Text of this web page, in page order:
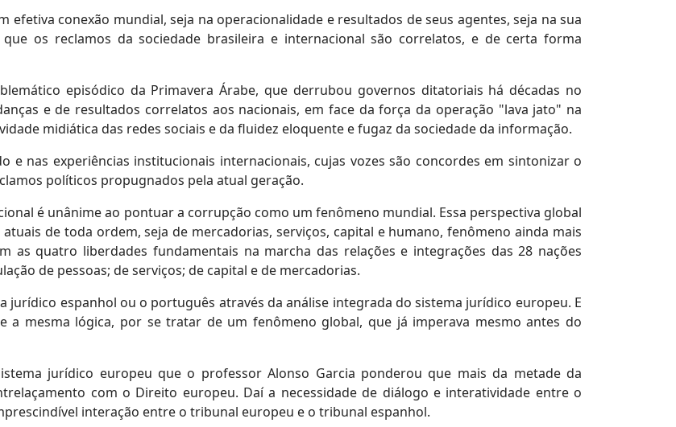
efetiva conexão mundial, seja na operacionalidade e resultados de seus agentes, seja na sua
os reclamos da sociedade brasileira e internacional são correlatos, e de certa forma
episódico da Primavera Árabe, que derrubou governos ditatoriais há décadas no
e de resultados correlatos aos nacionais, em face da força da operação "lava jato" na
midiática das redes sociais e da fluidez eloquente e fugaz da sociedade da informação.
e nas experiências institucionais internacionais, cujas vozes são concordes em sintonizar o
políticos propugnados pela atual geração.
é unânime ao pontuar a corrupção como um fenômeno mundial. Essa perspectiva global
de toda ordem, seja de mercadorias, serviços, capital e humano, fenômeno ainda mais
as quatro liberdades fundamentais na marcha das relações e integrações das 28 nações
de pessoas; de serviços; de capital e de mercadorias.
jurídico espanhol ou o português através da análise integrada do sistema jurídico europeu. E
a mesma lógica, por se tratar de um fenômeno global, que já imperava mesmo antes do
jurídico europeu que o professor Alonso Garcia ponderou que mais da metade da
com o Direito europeu. Daí a necessidade de diálogo e interatividade entre o
interação entre o tribunal europeu e o tribunal espanhol.